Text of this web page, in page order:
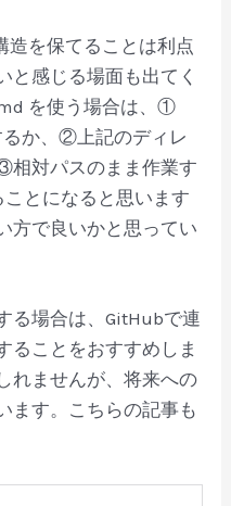
造を保てることは利点
と感じる場面も出てく
を使う場合は、①
るか、②上記のディレ
相対パスのまま作業す
とになると思います
方で良いかと思ってい
る場合は、GitHubで連
ることをおすすめしま
れませんが、将来への
ます。こちらの記事も